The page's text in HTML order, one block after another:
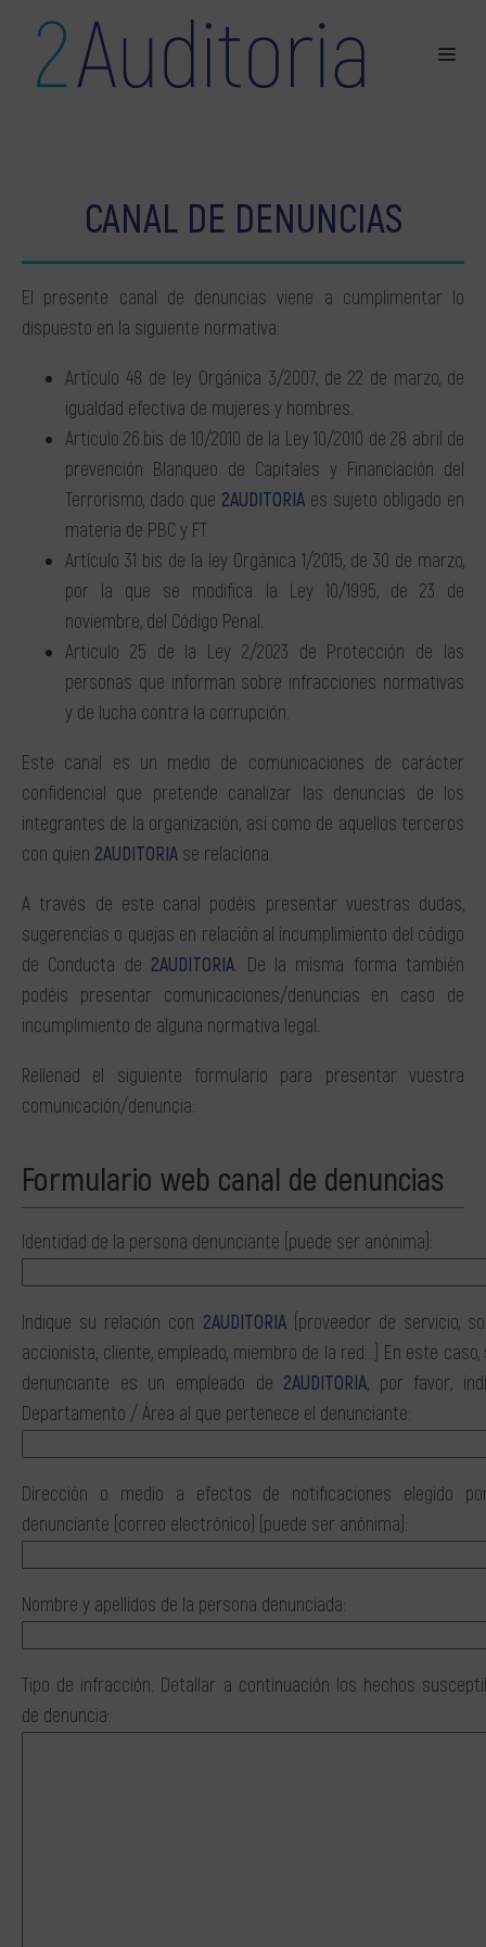
CANAL DE DENUNCIAS
El presente canal de denuncias viene a cumplimentar lo
dispuesto en la siguiente normativa:
Artículo 48 de ley Orgánica 3/2007, de 22 de marzo, de
igualdad efectiva de mujeres y hombres.
Articulo 26.bis de 10/2010 de la Ley 10/2010 de 28 abril de
prevención Blanqueo de Capitales y Financiación del
Terrorismo, dado que 2AUDITORIA es sujeto obligado en
materia de PBC y FT.
Artículo 31 bis de la ley Orgánica 1/2015, de 30 de marzo,
por la que se modifica la Ley 10/1995, de 23 de
noviembre, del Código Penal.
Articulo 25 de la Ley 2/2023 de Protección de las
personas que informan sobre infracciones normativas
y de lucha contra la corrupción.
Este canal es un medio de comunicaciones de carácter
confidencial que pretende canalizar las denuncias de los
integrantes de la organización, así como de aquellos terceros
con quien 2AUDITORIA se relaciona.
A través de este canal podéis presentar vuestras dudas,
sugerencias o quejas en relación al incumplimiento del código
de Conducta de 2AUDITORIA. De la misma forma también
podéis presentar comunicaciones/denuncias en caso de
incumplimiento de alguna normativa legal.
Rellenad el siguiente formulario para presentar vuestra
comunicación/denuncia:
Formulario web canal de denuncias
Identidad de la persona denunciante (puede ser anónima):
Indique su relación con 2AUDITORIA(proveedor de servicio,
accionista, cliente, empleado, miembro de la red…) En este caso,
denunciante es un empleado de 2AUDITORIA, por favor,
Departamento / Área al que pertenece el denunciante:
Dirección o medio a efectos de notificaciones elegido
denunciante (correo electrónico) (puede ser anónima):
Nombre y apellidos de la persona denunciada:
Tipo de infracción. Detallar a continuación los hechos
de denuncia: